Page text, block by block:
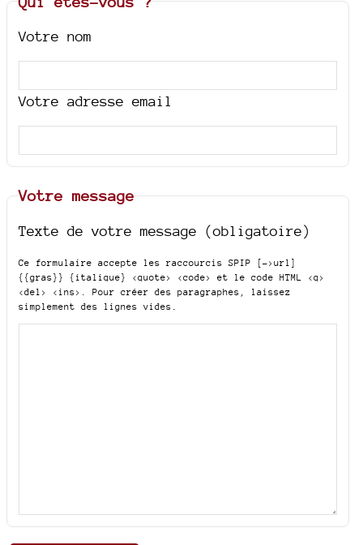
Votre nom
Votre adresse email
Votre message
Texte de votre message (obligatoire)
Ce formulaire accepte les raccourcis SPIP
[->url]
{{gras}} {italique} <quote> <code>
et le code HTML <q>
<del> <ins>
. Pour créer des paragraphes, laissez
simplement des lignes vides.